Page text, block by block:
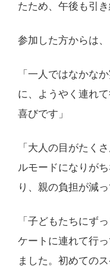
たため、午後も引
参加した方からは、
「一人ではなかな
に、ようやく連れ
喜びです」
「大人の目がたく
ルモードになりが
り、親の負担が減
「子どもたちにず
ケートに連れて行
ました。初めてのス